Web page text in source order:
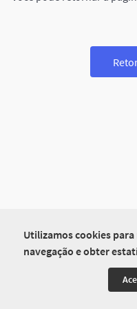
Utilizamos cookies
navegação e obter